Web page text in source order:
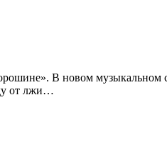
В новом музыкальном
от лжи…